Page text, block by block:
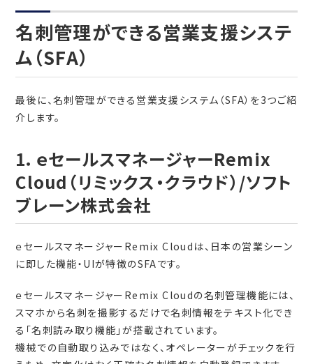
名刺管理ができる営業支援システ
ム（SFA）
最後に、名刺管理ができる営業支援システム（SFA）を3つご紹
介します。
1．ｅセールスマネージャーRemix
Cloud（リミックス・クラウド）/ソフト
ブレーン株式会社
ｅセールスマネージャーRemix Cloudは、日本の営業シーン
に即した機能・UIが特徴のSFAです。
ｅセールスマネージャーRemix Cloudの名刺管理機能には、
スマホから名刺を撮影するだけで名刺情報をテキスト化でき
る「名刺読み取り機能」が搭載されています。
機械での自動取り込みではなく、オペレーターがチェックを行